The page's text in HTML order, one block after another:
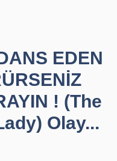
EDEN
! (The
Olay...